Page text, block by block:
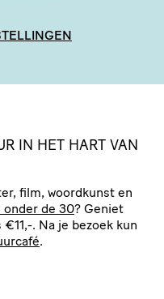
IN HET HART VAN
film, woordkunst en
onder de 30? Geniet
. Na je bezoek kun
.